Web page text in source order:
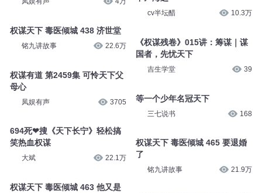
权谋天下 毒医倾城 438 济世堂
铭九讲故事 22.6万
权谋有道 第2459集 可怜天下父
母心
凤娱有声 3705
694死❤搜《天下长宁》轻松搞
笑热血权谋
大斌 22.1万
权谋天下 毒医倾城 463 他又是
cv半坛醋 10.3万
《权谋残卷》015讲：筹谋｜谋
国者，先忧天下
吉生学堂 39
等一个少年名冠天下
三七说书 168
权谋天下 毒医倾城 465 要退婚
了
铭九讲故事 21.9万